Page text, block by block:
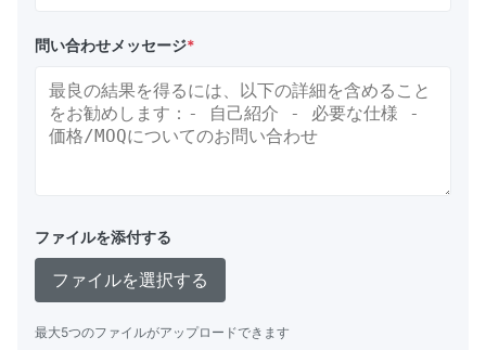
問い合わせメッセージ*
ファイルを添付する
ファイルを選択する
最大5つのファイルがアップロードできます